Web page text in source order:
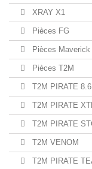
XRAY X1
Pièces FG
Pièces Maverick
Pièces T2M
T2M PIRATE 8.6
T2M PIRATE
T2M PIRATE
T2M VENOM
T2M PIRATE